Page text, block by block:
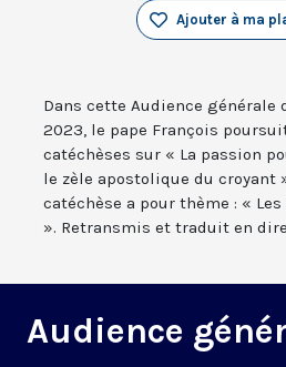
Ajouter à ma
Dans cette Audience générale
2023, le pape François
catéchèses sur « La passion
le zèle apostolique du croyant
catéchèse a pour thème : «
». Retransmis et traduit en
Audience